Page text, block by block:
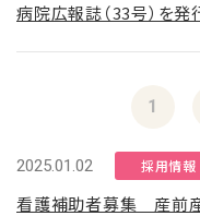
病院広報誌（33号）を発
1
2025.01.02 採用情報
看護補助者募集 産前